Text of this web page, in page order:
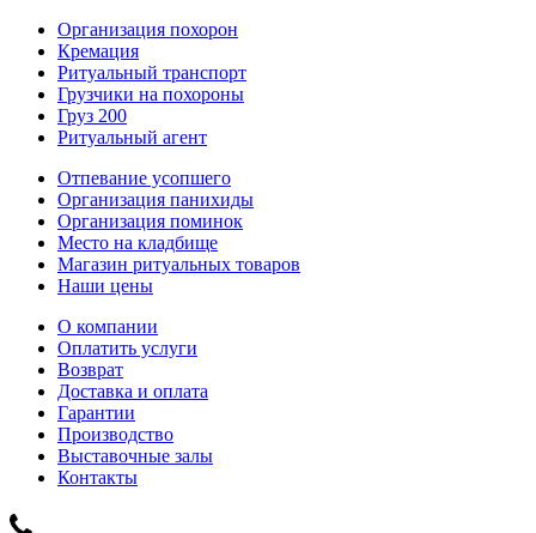
Организация похорон
Кремация
Ритуальный транспорт
Грузчики на похороны
Груз 200
Ритуальный агент
Отпевание усопшего
Организация панихиды
Организация поминок
Место на кладбище
Магазин ритуальных товаров
Наши цены
О компании
Оплатить услуги
Возврат
Доставка и оплата
Гарантии
Производство
Выставочные залы
Контакты